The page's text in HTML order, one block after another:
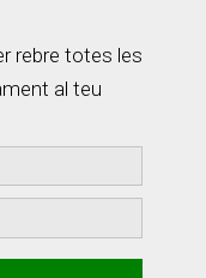
rebre totes les
al teu